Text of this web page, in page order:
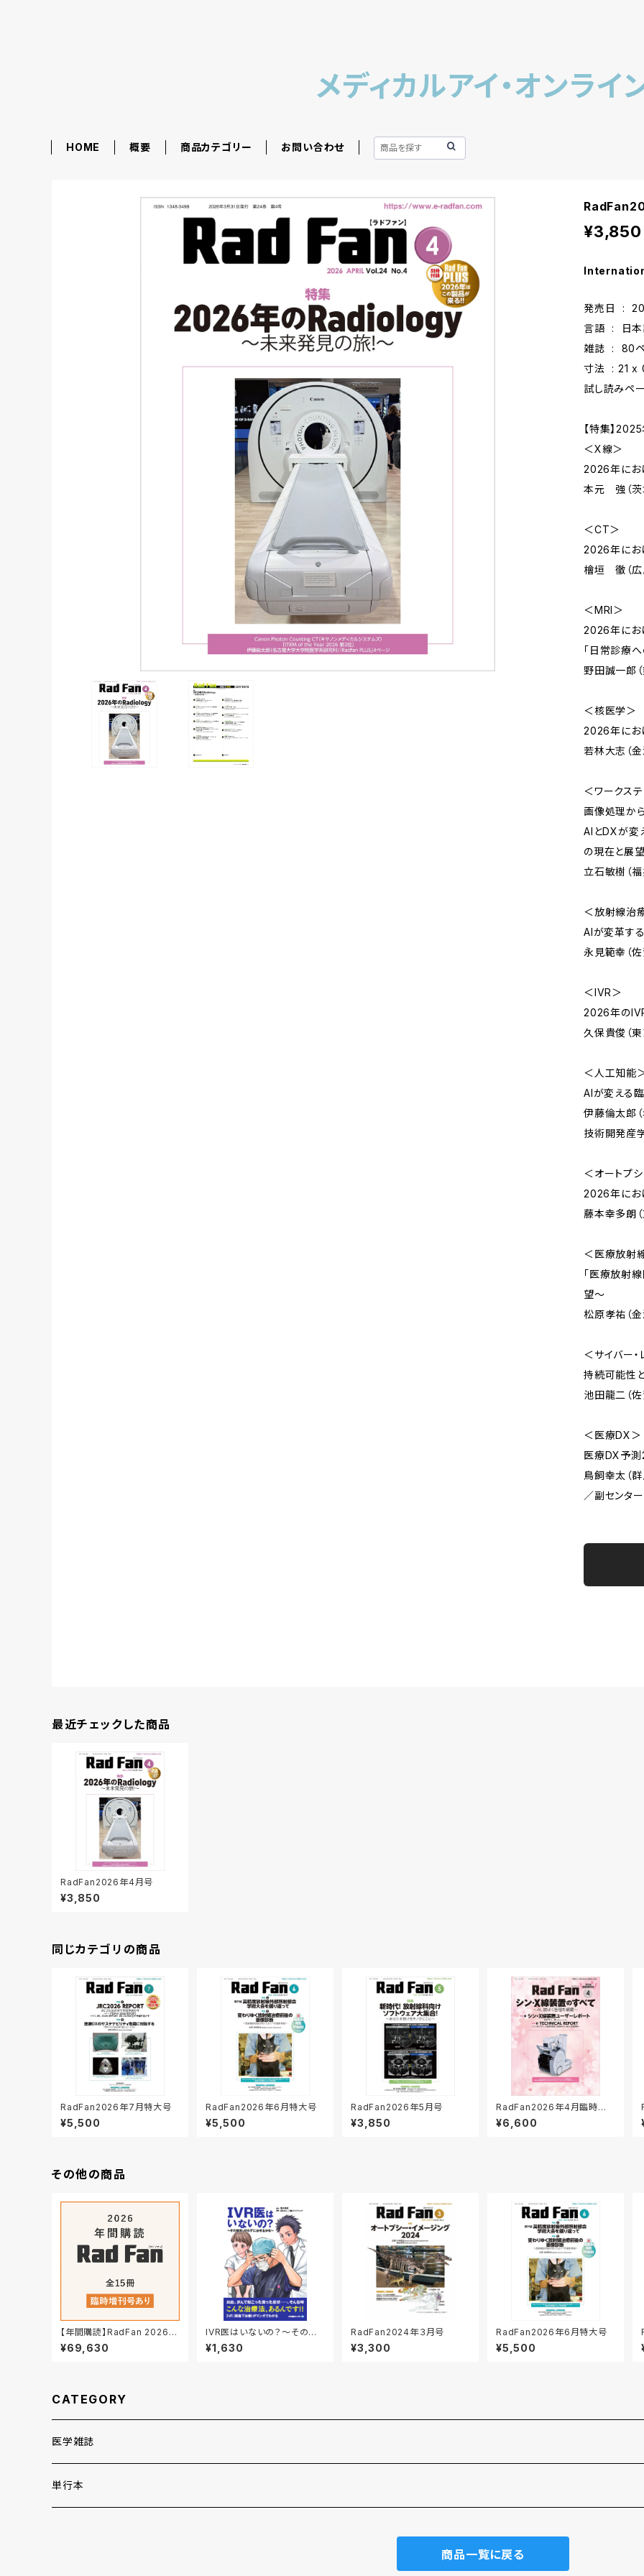
メディカルアイ・オンライ
HOME 概要 商品カテゴリー お問い合わせ
¥3,850
発売
言語 ‏ : ‎ 日
雑誌 ‏ :
寸法 ‏ :
試し読み
【特集】
＜X線＞
2026年にお
本元 強（茨
＜CT＞
2026年にお
檜垣 徹（広
＜MRI＞
2026年にお
「日常診療
野田誠一郎
＜核医学＞
2026年にお
若林大志（
＜ワークス
画像処理か
AIとDXが変
の現在と展
立石敏樹（
＜放射線治
AIが変革す
永見範幸（
＜IVR＞
2026年の
久保貴俊（
＜人工知能
AIが変える
伊藤倫太郎
技術開発産
＜オートプ
2026年にお
藤本幸多朗
＜医療放射
「医療放射
望～
松原孝祐（
＜サイバー
持続可能性
池田龍二（
＜医療DX＞
医療DX予
鳥飼幸太（
／副センター
最近チェックした商品
RadFan2026年4月号
¥3,850
同じカテゴリの商品
RadFan2026年7月特大号
¥5,500
RadFan2026年6月特大号
¥5,500
RadFan2026年5月号
¥3,850
RadFan2026年4月臨時増
刊号
¥6,600
その他の商品
【年間購読】RadFan 2026年
まとめ買い【臨時増刊号 含
む】
¥69,630
IVR医はいないの？～その病
気、切らずに治せるかも～
¥1,630
RadFan2024年３月号
¥3,300
RadFan2026年6月特大号
¥5,500
CATEGORY
医学雑誌
月刊RadFan
単行本
商品一覧に戻る